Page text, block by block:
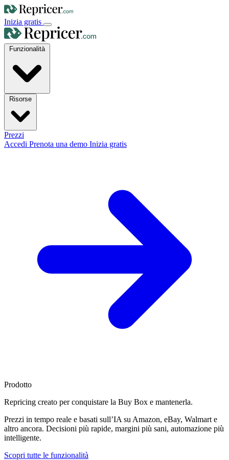
Inizia gratis
Funzionalità
Prezzi
Accedi Prenota una demo Inizia gratis
Prodotto
Repricing creato perconquistare la Buy Box e mantenerla.
Prezzi in tempo reale e basati sull’IA su Amazon, eBay, Walmart e
altro ancora. Decisioni più rapide, margini più sani, automazione più
intelligente.
Scopri tutte le funzionalità